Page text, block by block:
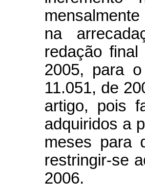
na
redação
2005, para
11.051, de
artigo, pois
adquiridos a
meses para
restringir-se
2006.